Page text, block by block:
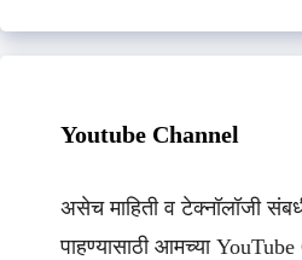
Youtube Channel
असेच माहिती व टेक्नॉलॉजी
पाहण्यासाठी आमच्या